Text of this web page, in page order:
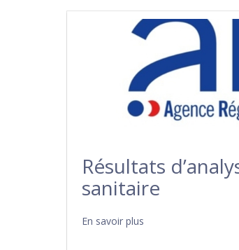
Résultats
sanitaire
En savoir plus